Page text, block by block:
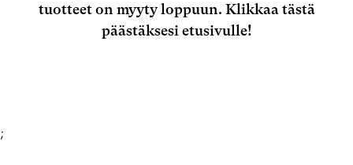
tuotteet on myyty loppuun. Klikkaa tästä
päästäksesi etusivulle!
;